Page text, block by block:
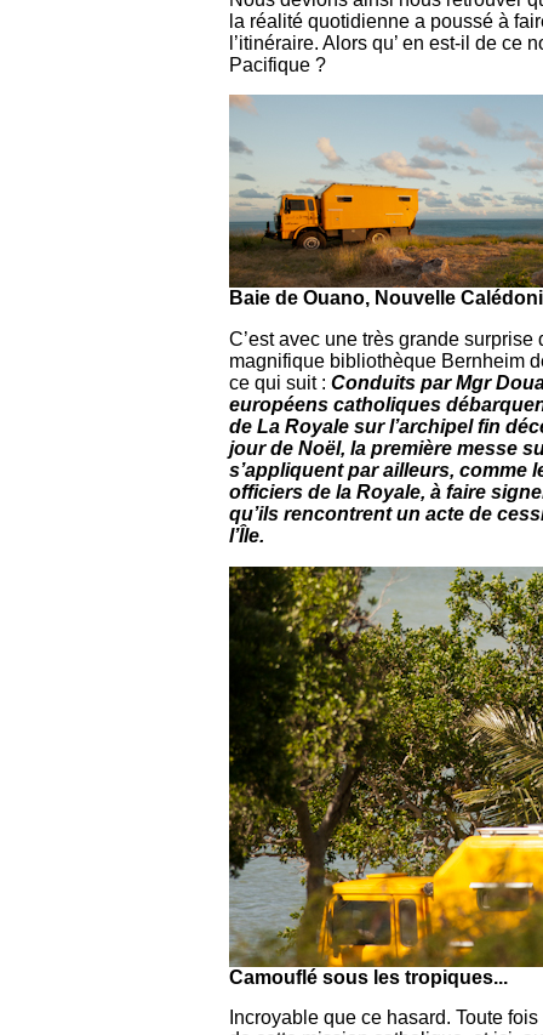
la réalité quotidienne a poussé à
l’itinéraire. Alors qu’ en est-il de
Pacifique ?
Baie de Ouano, Nouvelle
C’est avec une très grande
magnifique bibliothèque Bernheim
ce qui suit : Conduits par Mgr
européens catholiques
de La Royale sur l’archipel fin
jour de Noël, la première messe
s’appliquent par ailleurs, comme
officiers de la Royale, à faire
qu’ils rencontrent un acte de
l’Île.
Camouflé sous les tropiques...
Incroyable que ce hasard. Toute